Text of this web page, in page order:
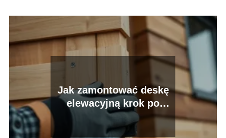
Jak zamontować deskę
elewacyjną krok po
kroku?